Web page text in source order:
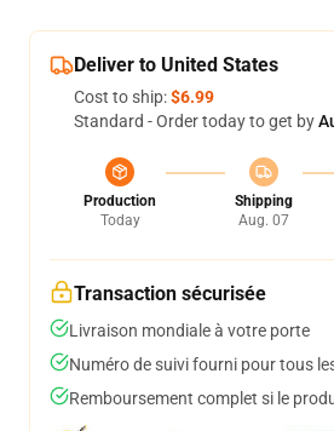
Deliver to United States
Cost to ship:$6.99
Standard - Order today to get by
Production
Today
Shipping
Aug. 07
Transaction sécurisée
Livraison mondiale à votre porte
Numéro de suivi fourni pour tous
Remboursement complet si le